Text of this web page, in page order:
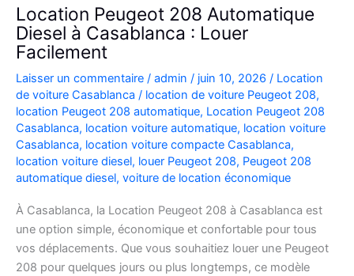
5
à
Casablanca
Location Peugeot 208 Automatique
Diesel à Casablanca : Louer
Facilement
Laisser un commentaire / admin / juin 10, 2026 / Location
de voiture Casablanca / location de voiture Peugeot 208,
location Peugeot 208 automatique, Location Peugeot 208
Casablanca, location voiture automatique, location voiture
Casablanca, location voiture compacte Casablanca,
location voiture diesel, louer Peugeot 208, Peugeot 208
automatique diesel, voiture de location économique
À Casablanca, la Location Peugeot 208 à Casablanca est
une option simple, économique et confortable pour tous
vos déplacements. Que vous souhaitiez louer une Peugeot
208 pour quelques jours ou plus longtemps, ce modèle